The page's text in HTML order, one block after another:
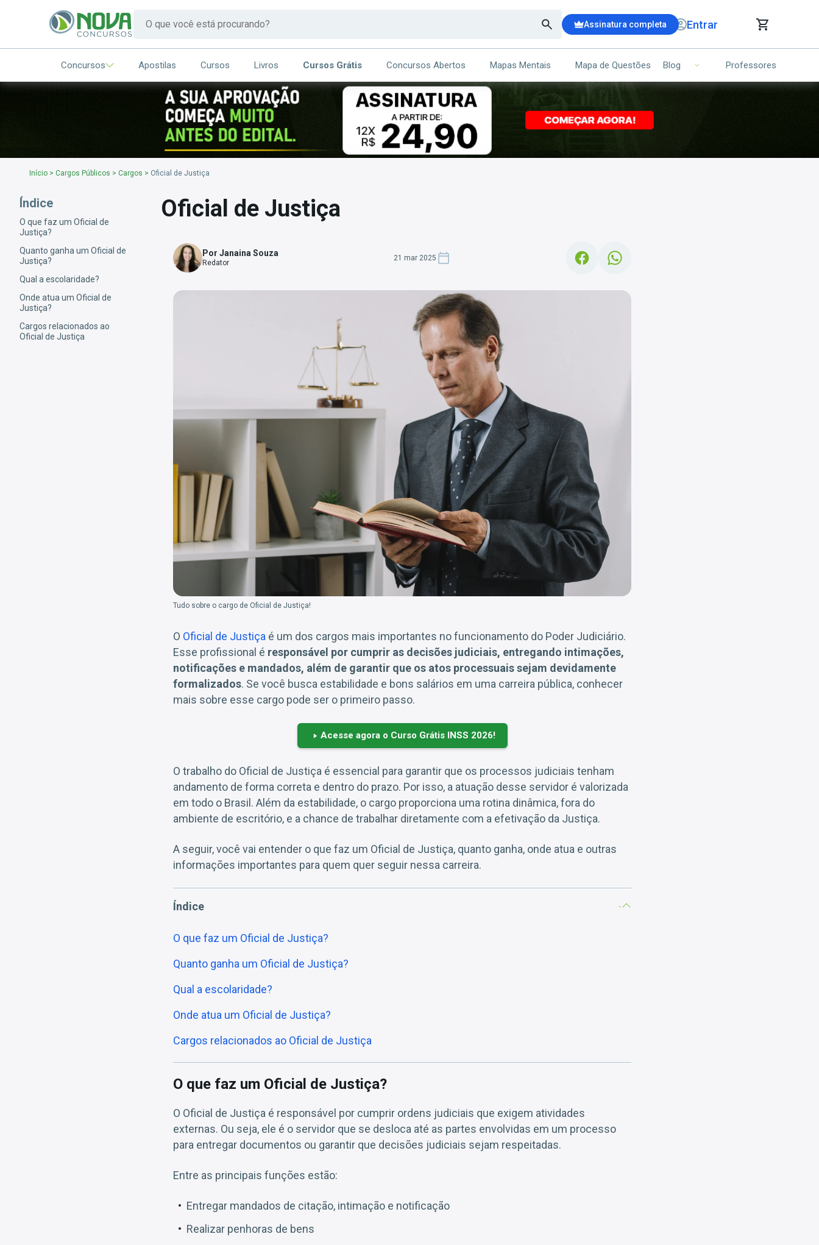
Assinatura completa Entrar
CARRINHO DE COMPRAS
ITENS (00)
Ops!
Seu carrinho ainda está vazio.
Concursos Apostilas Cursos Livros Cursos Grátis Concursos Abertos Mapas Mentais Mapa de Questões Blog Professores
Início > Cargos Públicos > Cargos > Oficial de Justiça
Índice
O que faz um Oficial de
Justiça?
Quanto ganha um Oficial de
Justiça?
Qual a escolaridade?
Onde atua um Oficial de
Justiça?
Cargos relacionados ao
Oficial de Justiça
Oficial de Justiça
Por Janaina Souza
Redator
21 mar 2025
Tudo sobre o cargo de Oficial de Justiça!
O Oficial de Justiça é um dos cargos mais importantes no funcionamento do Poder Judiciário.
Esse profissional é responsável por cumprir as decisões judiciais, entregando intimações,
notificações e mandados, além de garantir que os atos processuais sejam devidamente
formalizados. Se você busca estabilidade e bons salários em uma carreira pública, conhecer
mais sobre esse cargo pode ser o primeiro passo.
Acesse agora o Curso Grátis INSS 2026!
O trabalho do Oficial de Justiça é essencial para garantir que os processos judiciais tenham
andamento de forma correta e dentro do prazo. Por isso, a atuação desse servidor é valorizada
em todo o Brasil. Além da estabilidade, o cargo proporciona uma rotina dinâmica, fora do
ambiente de escritório, e a chance de trabalhar diretamente com a efetivação da Justiça.
A seguir, você vai entender o que faz um Oficial de Justiça, quanto ganha, onde atua e outras
informações importantes para quem quer seguir nessa carreira.
Índice
O que faz um Oficial de Justiça?
Quanto ganha um Oficial de Justiça?
Qual a escolaridade?
Onde atua um Oficial de Justiça?
Cargos relacionados ao Oficial de Justiça
O que faz um Oficial de Justiça?
O Oficial de Justiça é responsável por cumprir ordens judiciais que exigem atividades
externas. Ou seja, ele é o servidor que se desloca até as partes envolvidas em um processo
para entregar documentos ou garantir que decisões judiciais sejam respeitadas.
Entre as principais funções estão:
Entregar mandados de citação, intimação e notificação
Realizar penhoras de bens